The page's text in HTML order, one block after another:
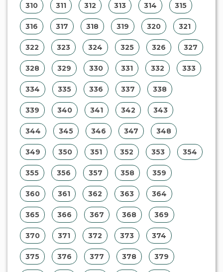
310 311 312 313 314 315
316 317 318 319 320 321
322 323 324 325 326 327
328 329 330 331 332 333
334 335 336 337 338
339 340 341 342 343
344 345 346 347 348
349 350 351 352 353 354
355 356 357 358 359
360 361 362 363 364
365 366 367 368 369
370 371 372 373 374
375 376 377 378 379